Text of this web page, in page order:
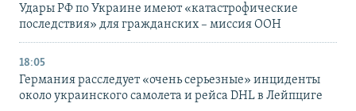
Удары РФ по Украине имеют «катастрофические
последствия» для гражданских – миссия ООН
18:05
Германия расследует «очень серьезные» инциденты
около украинского самолета и рейса DHL в Лейпциге